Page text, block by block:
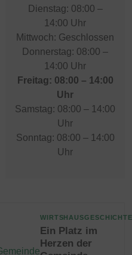
Dienstag: 08:00 –
14:00 Uhr
Mittwoch: Geschlossen
Donnerstag: 08:00 –
14:00 Uhr
Freitag: 08:00 – 14:00
Uhr
Samstag: 08:00 – 14:00
Uhr
Sonntag: 08:00 – 14:00
Uhr
Ein Platz im
Herzen der